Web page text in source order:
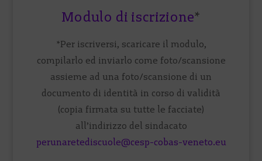
Modulo di iscrizione*
*Per iscriversi, scaricare il modulo,
compilarlo ed inviarlo come foto/scansione
assieme ad una foto/scansione di un
documento di identità in corso di validità
(copia firmata su tutte le facciate)
all’indirizzo del sindacato
perunaretediscuole@cesp-cobas-veneto.eu